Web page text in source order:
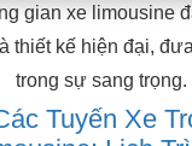
gian xe limousine
thiết kế hiện đại,
trong sự sang trọng.
Tuyến Xe